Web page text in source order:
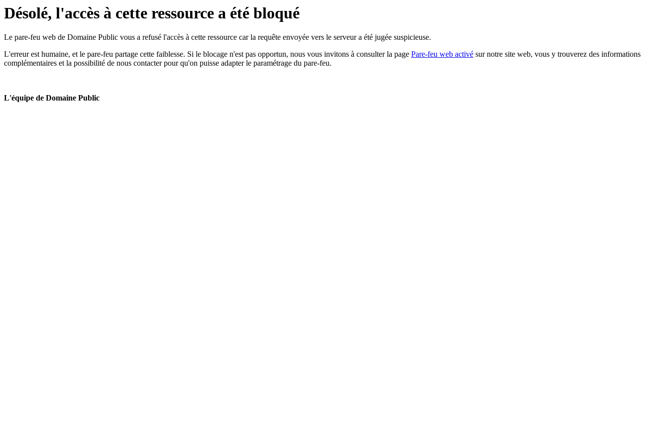
Désolé, l'accès à cette ressource a été bloqué
Le pare-feu web de Domaine Public vous a refusé l'accès à cette ressource car la requête envoyée vers le serveur a été jugée suspicieuse.
L'erreur est humaine, et le pare-feu partage cette faiblesse. Si le blocage n'est pas opportun, nous vous invitons à consulter la page Pare-feu web activé sur notre site web, vous y trouverez des informations
complémentaires et la possibilité de nous contacter pour qu'on puisse adapter le paramétrage du pare-feu.
L'équipe de Domaine Public